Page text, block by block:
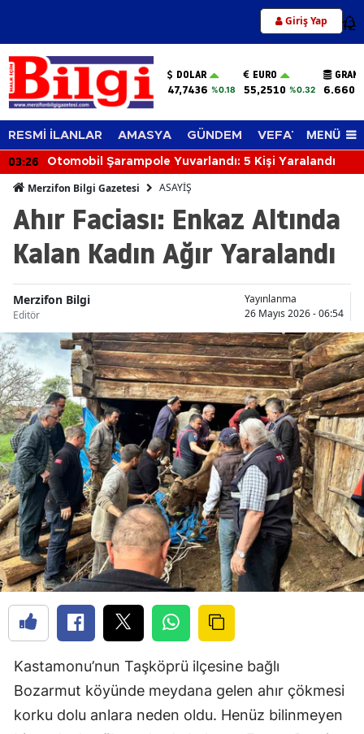
Giriş Yap 12
DOLAR
47,7436 %0.18
EURO
55,2510 %0.32
RESMİ İLANLAR AMASYA GÜNDEM VEFAT EDENLER
MENÜ
03:26 Otomobil Şarampole Yuvarlandı: 5 Kişi Yaralandı
Merzifon Bilgi Gazetesi ASAYİŞ
Ahır Faciası: Enkaz Altında
Kalan Kadın Ağır Yaralandı
Merzifon Bilgi
Editör
Yayınlanma
26 Mayıs 2026 - 06:54
Kastamonu’nun Taşköprü ilçesine bağlı
Bozarmut köyünde meydana gelen ahır çökmesi
korku dolu anlara neden oldu. Henüz bilinmeyen